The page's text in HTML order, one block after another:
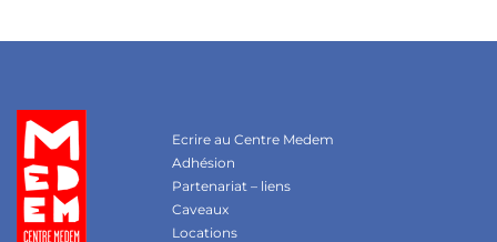
Ecrire au Centre Medem
Adhésion
Partenariat – liens
Caveaux
Locations